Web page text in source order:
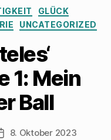
GLÜCK
UNCATEGORIZED
1: Mein
Ball
8. Oktober 2023